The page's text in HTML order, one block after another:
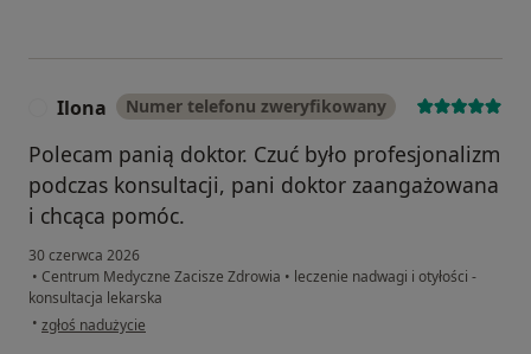
Ilona Numer telefonu zweryfikowany
Polecam panią doktor. Czuć było profesjonalizm
podczas konsultacji, pani doktor zaangażowana
i chcąca pomóc.
30 czerwca 2026
• Centrum Medyczne Zacisze Zdrowia • leczenie nadwagi i otyłości -
konsultacja lekarska
• w opinii użytkownika Ilona
zgłoś nadużycie